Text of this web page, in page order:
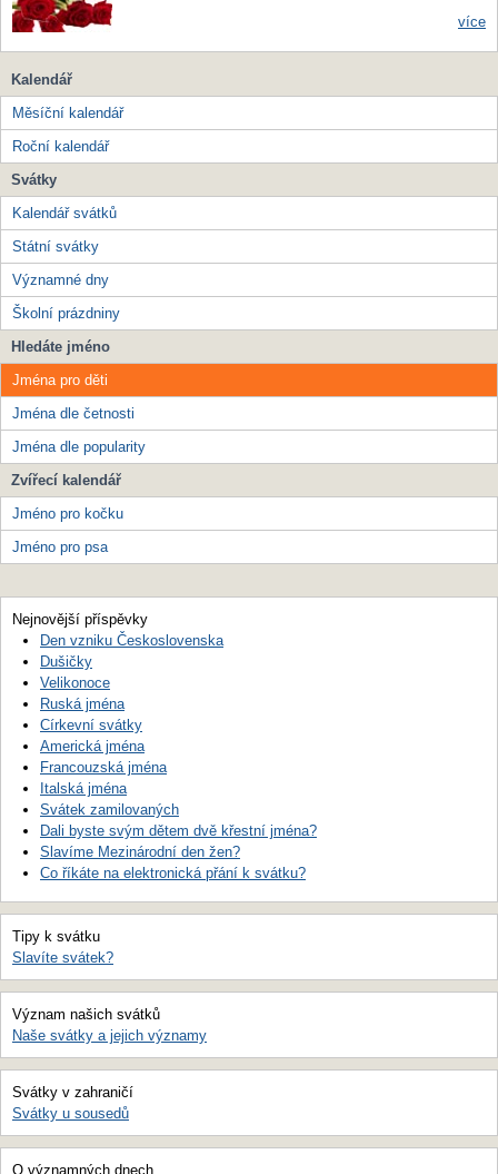
více
Kalendář
Měsíční kalendář
Roční kalendář
Svátky
Kalendář svátků
Státní svátky
Významné dny
Školní prázdniny
Hledáte jméno
Jména pro děti
Jména dle četnosti
Jména dle popularity
Zvířecí kalendář
Jméno pro kočku
Jméno pro psa
Nejnovější příspěvky
Den vzniku Československa
Dušičky
Velikonoce
Ruská jména
Církevní svátky
Americká jména
Francouzská jména
Italská jména
Svátek zamilovaných
Dali byste svým dětem dvě křestní jména?
Slavíme Mezinárodní den žen?
Co říkáte na elektronická přání k svátku?
Tipy k svátku
Slavíte svátek?
Význam našich svátků
Naše svátky a jejich významy
Svátky v zahraničí
Svátky u sousedů
O významných dnech